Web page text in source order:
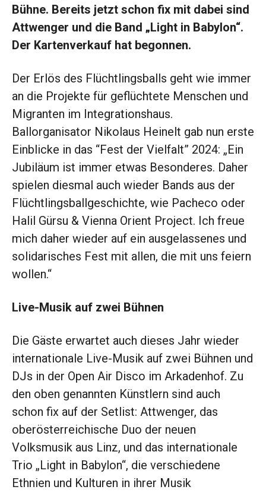
Bühne. Bereits jetzt schon fix mit dabei sind
Attwenger und die Band „Light in Babylon“.
Der Kartenverkauf hat begonnen.
Der Erlös des Flüchtlingsballs geht wie immer
an die Projekte für geflüchtete Menschen und
Migranten im Integrationshaus.
Ballorganisator Nikolaus Heinelt gab nun erste
Einblicke in das “Fest der Vielfalt” 2024: „Ein
Jubiläum ist immer etwas Besonderes. Daher
spielen diesmal auch wieder Bands aus der
Flüchtlingsballgeschichte, wie Pacheco oder
Halil Gürsu & Vienna Orient Project. Ich freue
mich daher wieder auf ein ausgelassenes und
solidarisches Fest mit allen, die mit uns feiern
wollen.“
Live-Musik auf zwei Bühnen
Die Gäste erwartet auch dieses Jahr wieder
internationale Live-Musik auf zwei Bühnen und
DJs in der Open Air Disco im Arkadenhof. Zu
den oben genannten Künstlern sind auch
schon fix auf der Setlist: Attwenger, das
oberösterreichische Duo der neuen
Volksmusik aus Linz, und das internationale
Trio „Light in Babylon“, die verschiedene
Ethnien und Kulturen in ihrer Musik